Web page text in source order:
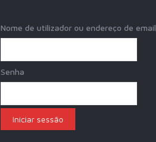
Nome de utilizador ou endereço de email
Senha